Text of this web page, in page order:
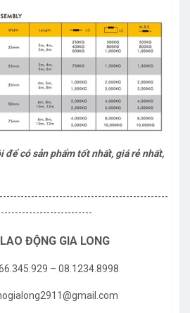
để có sản phẩm tốt nhất, giá rẻ nhất,
ĐỘNG GIA LONG
– 08.1234.8998